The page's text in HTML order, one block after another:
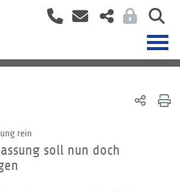
rein
soll nun doch